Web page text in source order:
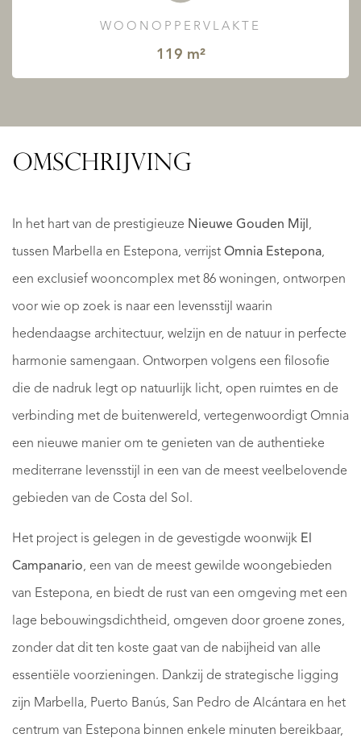
WOONOPPERVLAKTE
119 m²
OMSCHRIJVING
In het hart van de prestigieuze Nieuwe Gouden Mijl ,
tussen Marbella en Estepona, verrijst Omnia Estepona,
een exclusief wooncomplex met 86 woningen, ontworpen
voor wie op zoek is naar een levensstijl waarin
hedendaagse architectuur, welzijn en de natuur in perfecte
harmonie samengaan. Ontworpen volgens een filosofie
die de nadruk legt op natuurlijk licht, open ruimtes en de
verbinding met de buitenwereld, vertegenwoordigt Omnia
een nieuwe manier om te genieten van de authentieke
mediterrane levensstijl in een van de meest veelbelovende
gebieden van de Costa del Sol.
Het project is gelegen in de gevestigde woonwijk El
Campanario, een van de meest gewilde woongebieden
van Estepona, en biedt de rust van een omgeving met een
lage bebouwingsdichtheid, omgeven door groene zones,
zonder dat dit ten koste gaat van de nabijheid van alle
essentiële voorzieningen. Dankzij de strategische ligging
zijn Marbella, Puerto Banús, San Pedro de Alcántara en het
centrum van Estepona binnen enkele minuten bereikbaar,